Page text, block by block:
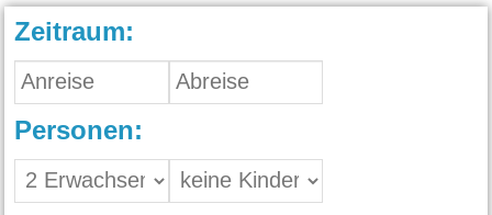
Zeitraum:
Personen: